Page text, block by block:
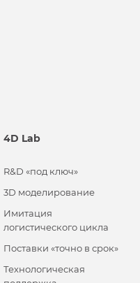
4D Lab
R&D «под ключ»
3D моделирование
Имитация
логистического цикла
Поставки «точно в срок»
Технологическая